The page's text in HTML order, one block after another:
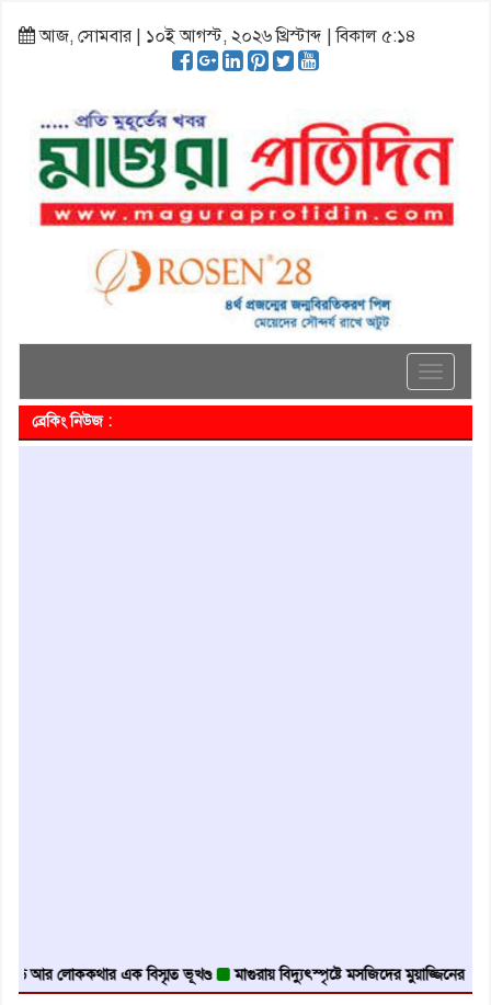
আজ, সোমবার | ১০ই আগস্ট, ২০২৬ খ্রিস্টাব্দ | বিকাল ৫:১৪
Toggle
ব্রেকিং নিউজ :
আর লোককথার এক বিস্মৃত ভূখণ্ড মাগুরায় বিদ্যুৎস্পৃষ্টে মসজিদের মুয়াজ্জিনের মৃত্যু